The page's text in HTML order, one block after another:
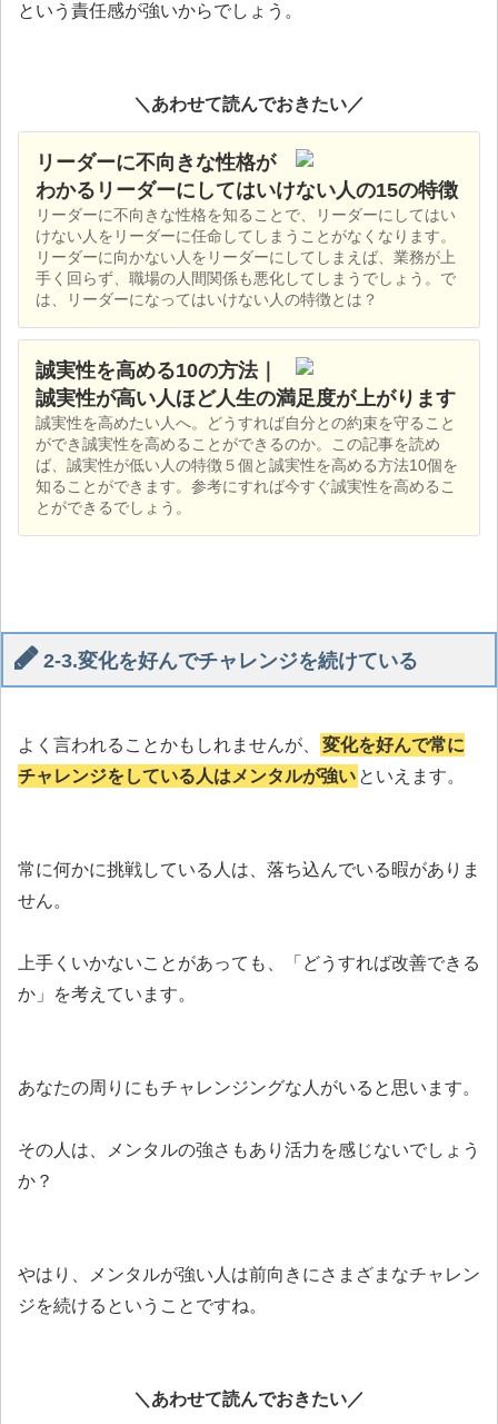
という責任感が強いからでしょう。
＼あわせて読んでおきたい／
リーダーに不向きな性格が
わかるリーダーにしてはいけない人の15の特徴
リーダーに不向きな性格を知ることで、リーダーにしてはい
けない人をリーダーに任命してしまうことがなくなります。
リーダーに向かない人をリーダーにしてしまえば、業務が上
手く回らず、職場の人間関係も悪化してしまうでしょう。で
は、リーダーになってはいけない人の特徴とは？
誠実性を高める10の方法｜
誠実性が高い人ほど人生の満足度が上がります
誠実性を高めたい人へ。どうすれば自分との約束を守ること
ができ誠実性を高めることができるのか。この記事を読め
ば、誠実性が低い人の特徴５個と誠実性を高める方法10個を
知ることができます。参考にすれば今すぐ誠実性を高めるこ
とができるでしょう。
2-3.変化を好んでチャレンジを続けている
よく言われることかもしれませんが、
変化を好んで常に
チャレンジをしている人はメンタルが強い といえます。
常に何かに挑戦している人は、落ち込んでいる暇がありま
せん。
上手くいかないことがあっても、「どうすれば改善できる
か」を考えています。
あなたの周りにもチャレンジングな人がいると思います。
その人は、メンタルの強さもあり活力を感じないでしょう
か？
やはり、メンタルが強い人は前向きにさまざまなチャレン
ジを続けるということですね。
＼あわせて読んでおきたい／